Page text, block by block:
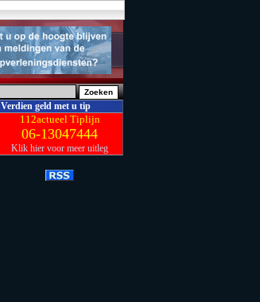
Verdien geld met u tip
112actueel Tiplijn
06-13047444
Klik hier voor meer uitleg